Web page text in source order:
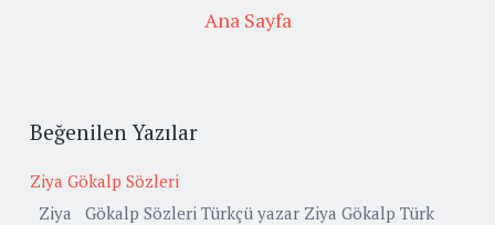
Ana Sayfa
Beğenilen Yazılar
Ziya Gökalp Sözleri
Ziya Gökalp Sözleri Türkçü yazar Ziya Gökalp Türk